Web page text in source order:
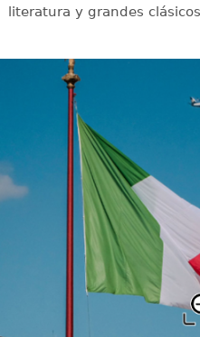
literatura y grandes